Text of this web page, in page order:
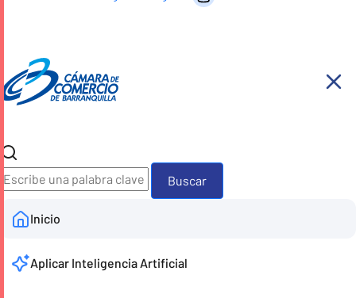
Buscador
Inicio
Aplicar Inteligencia Artificial